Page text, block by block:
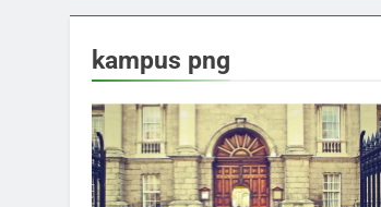
kampus png